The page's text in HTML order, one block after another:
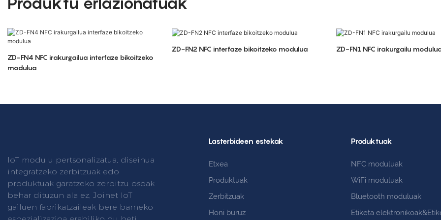
ZD-FN4 NFC irakurgailua interfaze bikoitzeko
modulua
ZD-FN2 NFC interfaze bikoitzeko modulua ZD-FN1 NFC irakurgailu
IoT modulu pertsonalizatua, diseinua
integratzeko zerbitzuak edo
produktuak garatzeko zerbitzu osoak
behar dituzun ala ez, Joinet IoT
gailuen fabrikatzaileak bere barneko
Lasterbideen estekak
Etxea
Produktuak
Zerbitzuak
Honi buruz
Produktuak
NFC moduluak
WiFi moduluak
Bluetooth moduluak
Etiketa